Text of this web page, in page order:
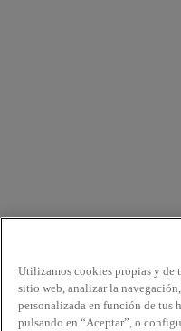
Utilizamos cookies propias y de
sitio web, analizar la
personalizada en función de tus
pulsando en “Aceptar”, o